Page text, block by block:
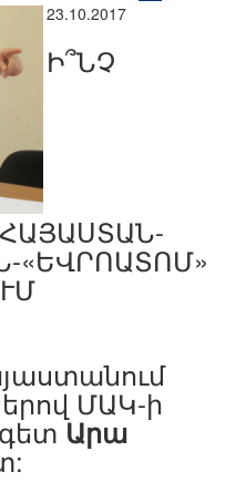
23.10.2017
Ի՞ՆՉ
«ԵՎՐՈԱՏՈՄ»
ՄԱԿ-ի
Արա